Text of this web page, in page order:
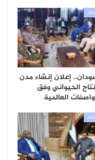
إعلان إنشاء مدن
الحيواني وفق
العالمية